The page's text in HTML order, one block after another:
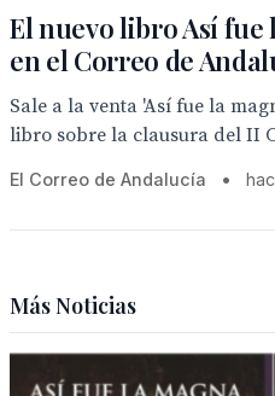
El nuevo libro Así fue
en el Correo de
Sale a la venta 'Así fue la
libro sobre la clausura del II
El Correo de Andalucía •
Más Noticias